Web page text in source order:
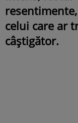
celui care ar
câștigător.